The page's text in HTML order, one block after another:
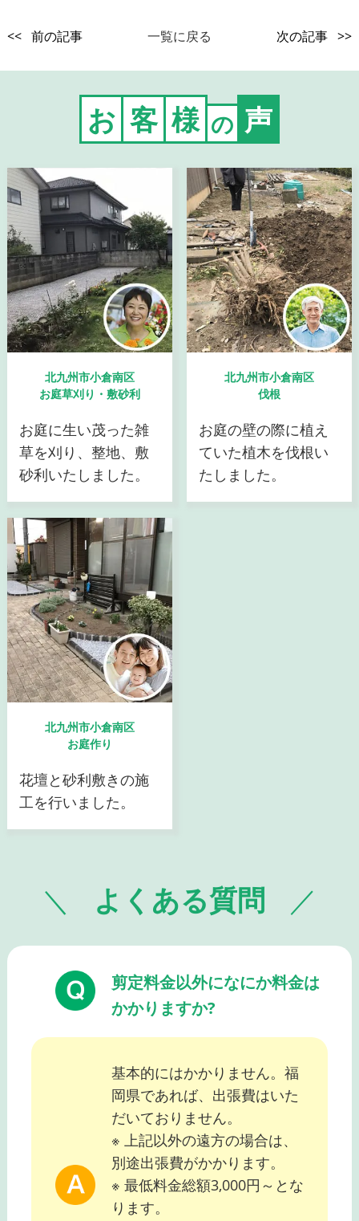
<< 前の記事 一覧に戻る 次の記事 >>
お 客 様 の 声
北九州市小倉南区
お庭草刈り・敷砂利
お庭に生い茂った雑
草を刈り、整地、敷
砂利いたしました。
北九州市小倉南区
伐根
お庭の壁の際に植え
ていた植木を伐根い
たしました。
北九州市小倉南区
お庭作り
花壇と砂利敷きの施
工を行いました。
よくある質問
剪定料金以外になにか料金は
かかりますか?
基本的にはかかりません。福
岡県であれば、出張費はいた
だいておりません。
※ 上記以外の遠方の場合は、
別途出張費がかかります。
※ 最低料金総額3,000円～とな
ります。